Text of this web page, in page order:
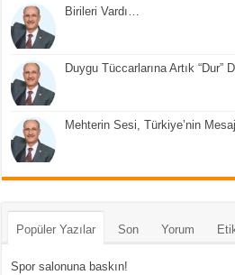
Birileri Vardı…
Duygu Tüccarlarına Artık “Dur”
Mehterin Sesi, Türkiye’nin
Popüler Yazılar Son Yorum
Spor salonuna baskın!